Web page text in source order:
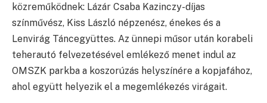
közreműködnek: Lázár Csaba Kazinczy-díjas
színművész, Kiss László népzenész, énekes és a
Lenvirág Táncegyüttes. Az ünnepi műsor után korabeli
teherautó felvezetésével emlékező menet indul az
OMSZK parkba a koszorúzás helyszínére a kopjafához,
ahol együtt helyezik el a megemlékezés virágait.